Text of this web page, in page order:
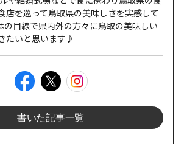
食店を巡って鳥取県の美味しさを実感して
の目線で県内外の方々に鳥取の美味しい
たいと思います♪
書いた記事一覧